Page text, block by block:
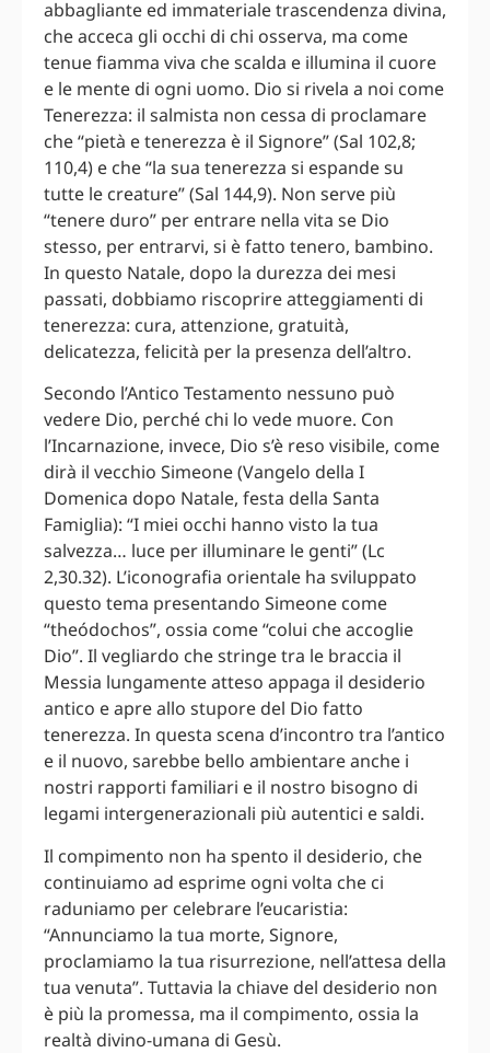
abbagliante ed immateriale trascendenza divina,
che acceca gli occhi di chi osserva, ma come
tenue fiamma viva che scalda e illumina il cuore
e le mente di ogni uomo. Dio si rivela a noi come
Tenerezza: il salmista non cessa di proclamare
che “pietà e tenerezza è il Signore” (Sal 102,8;
110,4) e che “la sua tenerezza si espande su
tutte le creature” (Sal 144,9). Non serve più
“tenere duro” per entrare nella vita se Dio
stesso, per entrarvi, si è fatto tenero, bambino.
In questo Natale, dopo la durezza dei mesi
passati, dobbiamo riscoprire atteggiamenti di
tenerezza: cura, attenzione, gratuità,
delicatezza, felicità per la presenza dell’altro.
Secondo l’Antico Testamento nessuno può
vedere Dio, perché chi lo vede muore. Con
l’Incarnazione, invece, Dio s’è reso visibile, come
dirà il vecchio Simeone (Vangelo della I
Domenica dopo Natale, festa della Santa
Famiglia): “I miei occhi hanno visto la tua
salvezza… luce per illuminare le genti” (Lc
2,30.32). L’iconografia orientale ha sviluppato
questo tema presentando Simeone come
“theódochos”, ossia come “colui che accoglie
Dio”. Il vegliardo che stringe tra le braccia il
Messia lungamente atteso appaga il desiderio
antico e apre allo stupore del Dio fatto
tenerezza. In questa scena d’incontro tra l’antico
e il nuovo, sarebbe bello ambientare anche i
nostri rapporti familiari e il nostro bisogno di
legami intergenerazionali più autentici e saldi.
Il compimento non ha spento il desiderio, che
continuiamo ad esprime ogni volta che ci
raduniamo per celebrare l’eucaristia:
“Annunciamo la tua morte, Signore,
proclamiamo la tua risurrezione, nell’attesa della
tua venuta”. Tuttavia la chiave del desiderio non
è più la promessa, ma il compimento, ossia la
realtà divino-umana di Gesù.